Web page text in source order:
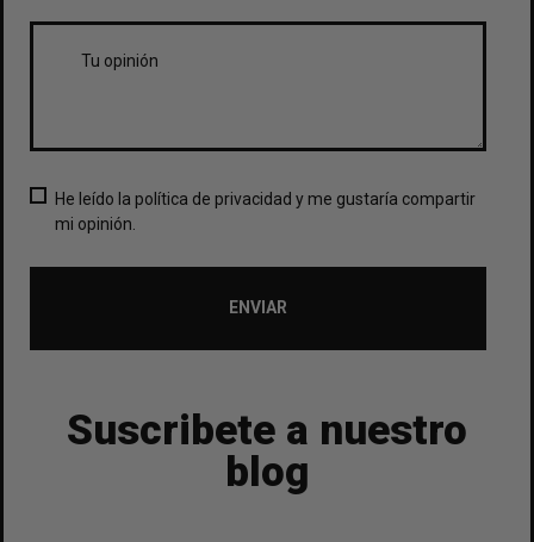
He leído la política de privacidad y me gustaría compartir
mi opinión.
ENVIAR
Suscribete a nuestro
blog